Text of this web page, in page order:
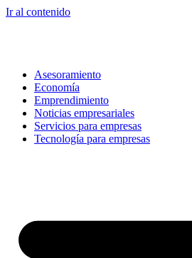
Ir al contenido
Asesoramiento
Economía
Emprendimiento
Noticias empresariales
Servicios para empresas
Tecnología para empresas